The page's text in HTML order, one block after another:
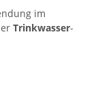
im
Trinkwasser-